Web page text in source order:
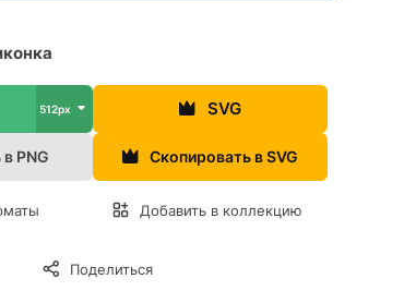
512px SVG
PNG Скопировать в SVG
Добавить в коллекцию
Поделиться